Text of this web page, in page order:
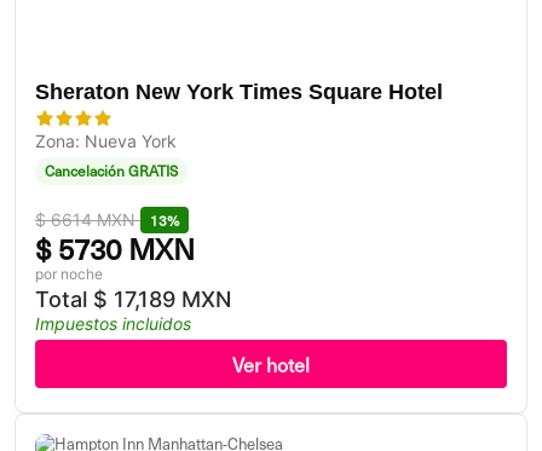
Sheraton New York Times Square Hotel
Zona: Nueva York
Cancelación GRATIS
$6614 MXN 13%
$5730 MXN
por noche
Total $ 17,189 MXN
Impuestos incluidos
Ver hotel